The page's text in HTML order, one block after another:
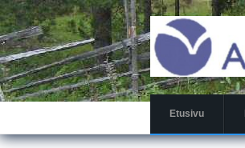
Hyppää
pääsisältöön
Etusivu